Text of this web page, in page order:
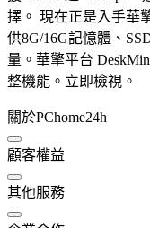
擇。 現在正是入手華
供8G/16G記憶體、
量。華擎平台
整機能。立即檢視。
關於PChome24h
顧客權益
其他服務